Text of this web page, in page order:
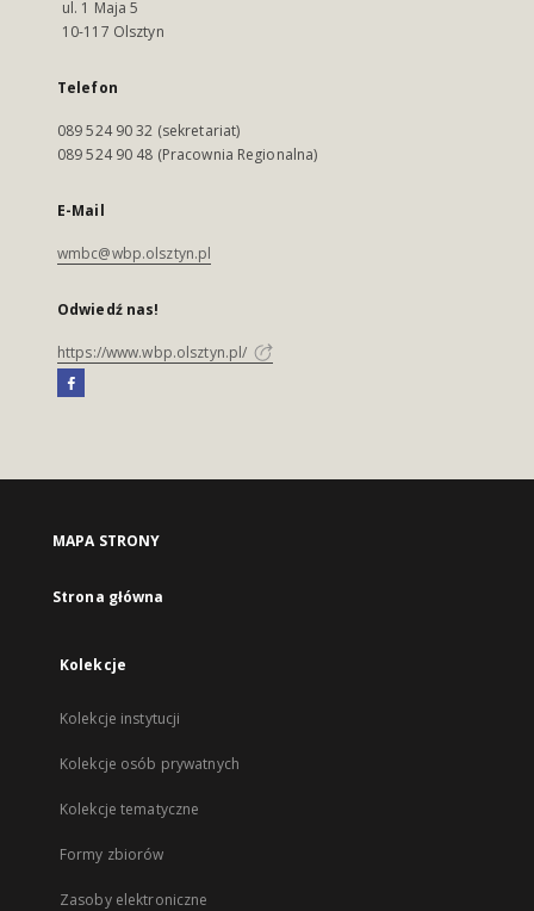
ul. 1 Maja 5
10-117 Olsztyn
Telefon
089 524 90 32 (sekretariat)
089 524 90 48 (Pracownia Regionalna)
E-Mail
wmbc@wbp.olsztyn.pl
Odwiedź nas!
https://www.wbp.olsztyn.pl/
MAPA STRONY
Strona główna
Kolekcje
Kolekcje instytucji
Kolekcje osób prywatnych
Kolekcje tematyczne
Formy zbiorów
Zasoby elektroniczne